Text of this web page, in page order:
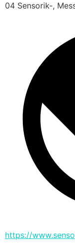
04 Sensorik-,
https://